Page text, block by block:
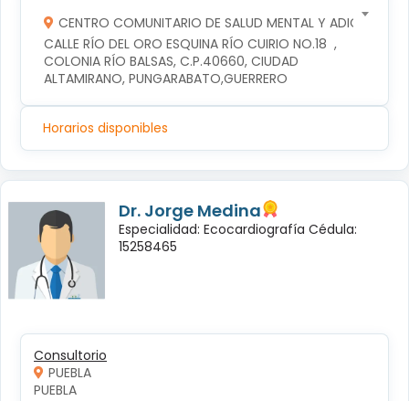
CENTRO COMUNITARIO DE SALUD MENTAL Y
CALLE RÍO DEL ORO ESQUINA RÍO CUIRIO NO.18  ,
COLONIA RÍO BALSAS, C.P.40660, CIUDAD
ALTAMIRANO, PUNGARABATO,GUERRERO
Horarios disponibles
Dr. Jorge Medina
Especialidad: Ecocardiografía Cédula:
15258465
Consultorio
PUEBLA
PUEBLA